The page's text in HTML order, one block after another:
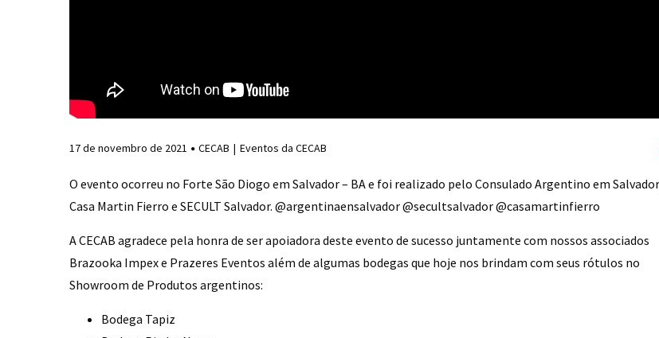
17 de novembro de 2021 CECAB Eventos da CECAB
O evento ocorreu no Forte São Diogo em Salvador – BA e foi realizado pelo Consulado Argentino em
Casa Martin Fierro e SECULT Salvador. @argentinaensalvador @secultsalvador @casamartinfierro
A CECAB agradece pela honra de ser apoiadora deste evento de sucesso juntamente com nossos associados
Brazooka Impex e Prazeres Eventos além de algumas bodegas que hoje nos brindam com seus rótulos no
Showroom de Produtos argentinos:
Bodega Tapiz